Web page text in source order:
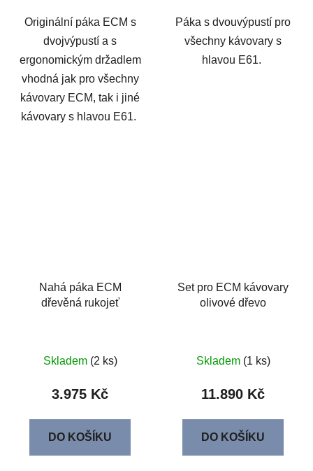
Originální páka ECM s
dvojvýpustí a s
ergonomickým držadlem
vhodná jak pro všechny
kávovary ECM, tak i jiné
kávovary s hlavou E61.
Páka s dvouvýpustí pro
všechny kávovary s
hlavou E61.
Nahá páka ECM
dřevěná rukojeť
Skladem (2 ks)
3.975 Kč
DO KOŠÍKU
Set pro ECM kávovary
olivové dřevo
Skladem (1 ks)
11.890 Kč
DO KOŠÍKU